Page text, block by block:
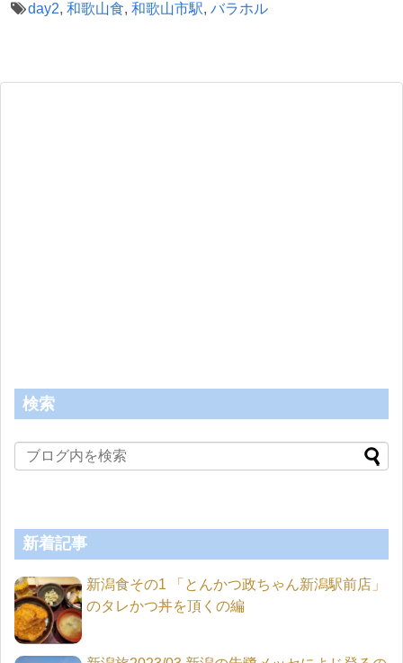
day2, 和歌山食, 和歌山市駅, バラホル
検索
新着記事
新潟食その1 「とんかつ政ちゃん新潟駅前店」
のタレかつ丼を頂くの編